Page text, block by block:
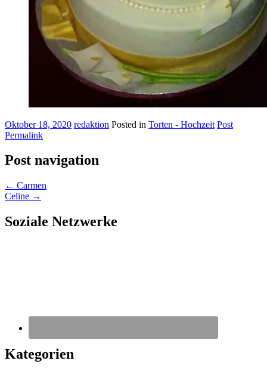
Oktober 18, 2020 redaktion Posted in Torten - Hochzeit Post
Permalink
Post navigation
← Carmen
Celine →
Soziale Netzwerke
Kategorien